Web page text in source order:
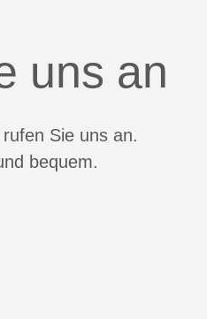
uns an
Sie uns an.
bequem.